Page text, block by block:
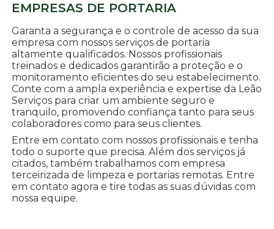
EMPRESAS DE PORTARIA
Garanta a segurança e o controle de acesso da sua
empresa com nossos serviços de portaria
altamente qualificados. Nossos profissionais
treinados e dedicados garantirão a proteção e o
monitoramento eficientes do seu estabelecimento.
Conte com a ampla experiência e expertise da Leão
Serviços para criar um ambiente seguro e
tranquilo, promovendo confiança tanto para seus
colaboradores como para seus clientes.
Entre em contato com nossos profissionais e tenha
todo o suporte que precisa. Além dos serviços já
citados, também trabalhamos com empresa
terceirizada de limpeza e portarias remotas. Entre
em contato agora e tire todas as suas dúvidas com
nossa equipe.